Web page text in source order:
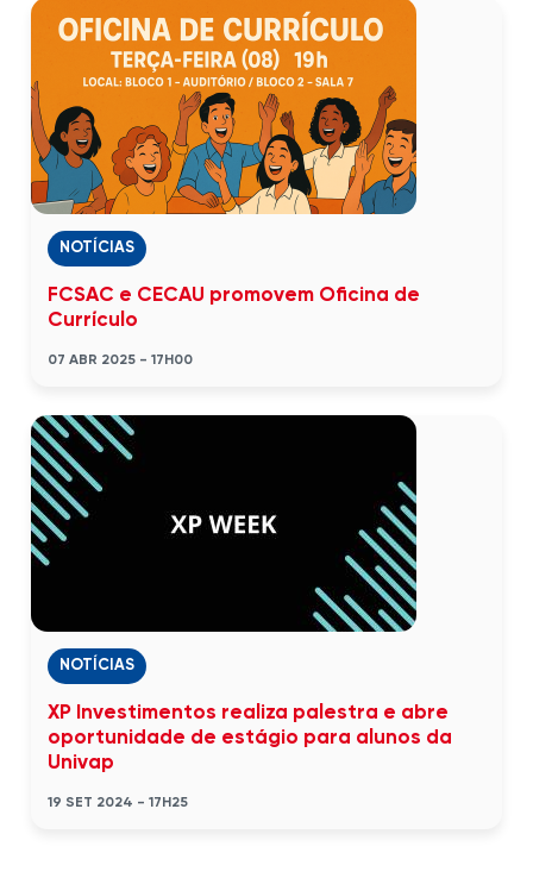
NOTÍCIAS
FCSAC e CECAU promovem Oficina de
Currículo
07 ABR 2025 - 17H00
NOTÍCIAS
XP Investimentos realiza palestra e abre
oportunidade de estágio para alunos da
Univap
19 SET 2024 - 17H25